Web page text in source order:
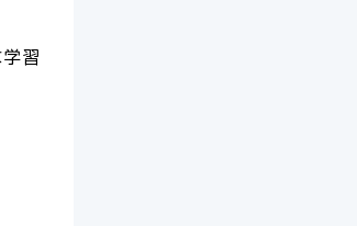
習